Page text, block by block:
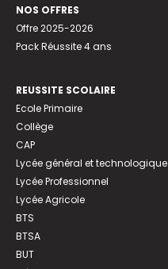
NOS OFFRES
Offre 2025-2026
Pack Réussite 4 ans
REUSSITE SCOLAIRE
Ecole Primaire
Collège
CAP
Lycée général et technologique
Lycée Professionnel
Lycée Agricole
BTS
BTSA
BUT